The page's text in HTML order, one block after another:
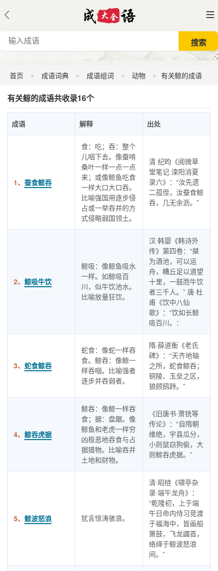
首页 成语词典 成语组词 动物 有关鲸的成语
有关鲸的成语共收录16个
成语 解释 出处
1、 蚕食鲸吞
食：吃；吞：整个
儿咽下去。像蚕啃
桑叶一样一点一点
来；或像鲸鱼吃食
一样大口大口吞。
比喻强国用逐步侵
占或一举吞并的方
式侵略弱国领土。
清 纪昀《阅微草
堂笔记 滦阳消夏
录六》：“汝先遗
二孤侄，汝蚕食鲸
吞，几无余沥。”
2、 鲸吸牛饮
鲸吸：像鲸鱼吸水
一样。如鲸吸百
川，似牛饮池水。
比喻放量狂饮。
汉·韩婴《韩诗外
传》第四卷：“桀
为酒池，可以运
舟，糟丘足以道望
十里，一鼓而牛饮
者三千人。” 唐·杜
甫《饮中八仙
歌》：“饮如长鲸
吸百川。：
3、 蛇食鲸吞
蛇食：像蛇一样吞
食。鲸吞：像鲸一
样吞咽。比喻强者
逐步并吞弱者。
隋·薛道衡《老氏
碑》：“天齐地轴
之所，蛇食鲸吞；
铜陵、玉垒之区，
狼顾鸱跱。”
4、 鲸吞虎据
鲸吞：像鲸一样吞
食；据：盘踞。像
鲸鱼和老虎一样穷
凶极恶地吞食与占
据猎物。比喻吞并
土地和财物。
《旧唐书·萧铣等
传论》：“自隋朝
维绝，宇县瓜分，
小则鼠窃狗偷，大
则鲸吞虎据。”
5、 鲸波怒浪 犹言惊涛骇浪。
清·昭梿《啸亭杂
录·端午龙舟》：
“乾隆初，上于端
午日命内侍习竞渡
于福海中，皆画船
箫鼓，飞龙蠲首，
络绎于鲸波怒浪
间。”